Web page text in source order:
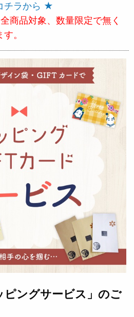
チラから ★
商品対象、数量限定で無く
。
ピングサービス」のご